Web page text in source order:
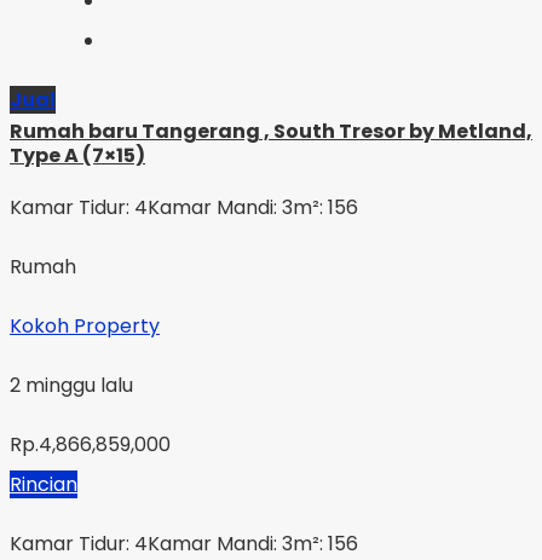
Jual
Rumah baru Tangerang , South Tresor by Metland,
Type A (7×15)
Kamar Tidur: 4Kamar Mandi: 3m²: 156
Rumah
Kokoh Property
2 minggu lalu
Rp.4,866,859,000
Rincian
Kamar Tidur: 4Kamar Mandi: 3m²: 156